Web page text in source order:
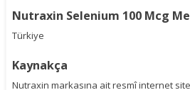
Nutraxin Selenium 100 Mcg
Türkiye
Kaynakça
Nutraxin markasına ait resmî internet